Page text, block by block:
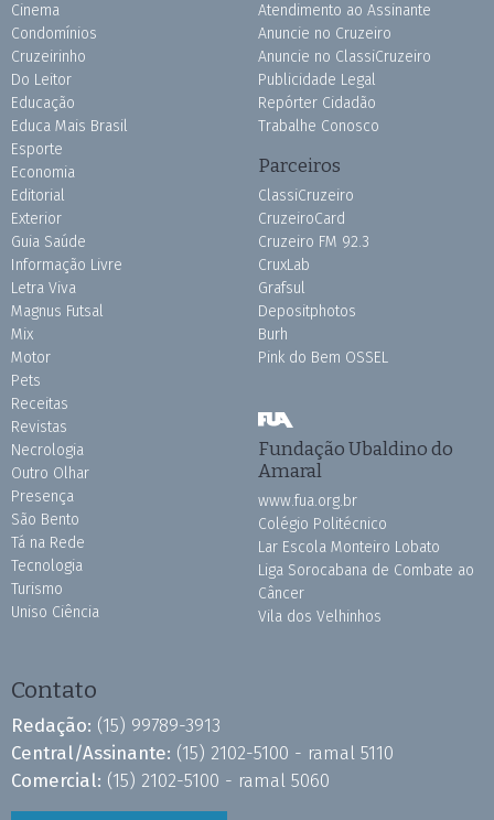
Cinema
Condomínios
Cruzeirinho
Do Leitor
Educação
Educa Mais Brasil
Esporte
Economia
Editorial
Exterior
Guia Saúde
Informação Livre
Letra Viva
Magnus Futsal
Mix
Motor
Pets
Receitas
Revistas
Necrologia
Outro Olhar
Presença
São Bento
Tá na Rede
Tecnologia
Turismo
Uniso Ciência
Atendimento ao Assinante
Anuncie no Cruzeiro
Anuncie no ClassiCruzeiro
Publicidade Legal
Repórter Cidadão
Trabalhe Conosco
Parceiros
ClassiCruzeiro
CruzeiroCard
Cruzeiro FM 92.3
CruxLab
Grafsul
Depositphotos
Burh
Pink do Bem OSSEL
Fundação Ubaldino do
Amaral
www.fua.org.br
Colégio Politécnico
Lar Escola Monteiro Lobato
Liga Sorocabana de Combate ao
Câncer
Vila dos Velhinhos
Contato
Redação: (15) 99789-3913
Central/Assinante: (15) 2102-5100 - ramal 5110
Comercial: (15) 2102-5100 - ramal 5060